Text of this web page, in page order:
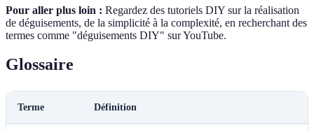
Pour aller plus loin : Regardez des tutoriels DIY sur la réalisation
de déguisements, de la simplicité à la complexité, en recherchant des
termes comme "déguisements DIY" sur YouTube.
Glossaire
Terme Définition